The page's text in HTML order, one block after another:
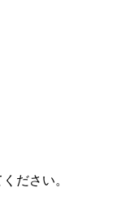
ください。